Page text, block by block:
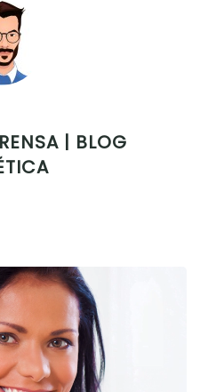
| BLOG